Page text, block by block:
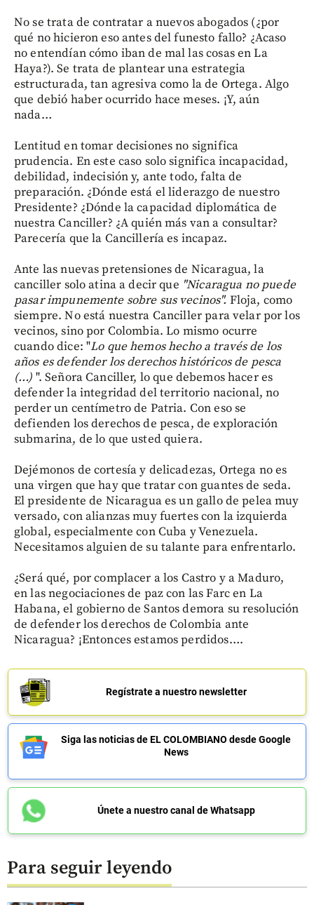
No se trata de contratar a nuevos abogados (¿por
qué no hicieron eso antes del funesto fallo? ¿Acaso
no entendían cómo iban de mal las cosas en La
Haya?). Se trata de plantear una estrategia
estructurada, tan agresiva como la de Ortega. Algo
que debió haber ocurrido hace meses. ¡Y, aún
nada…
Lentitud en tomar decisiones no significa
prudencia. En este caso solo significa incapacidad,
debilidad, indecisión y, ante todo, falta de
preparación. ¿Dónde está el liderazgo de nuestro
Presidente? ¿Dónde la capacidad diplomática de
nuestra Canciller? ¿A quién más van a consultar?
Parecería que la Cancillería es incapaz.
Ante las nuevas pretensiones de Nicaragua, la
canciller solo atina a decir que "Nicaragua no puede
pasar impunemente sobre sus vecinos". Floja, como
siempre. No está nuestra Canciller para velar por los
vecinos, sino por Colombia. Lo mismo ocurre
cuando dice: "Lo que hemos hecho a través de los
años es defender los derechos históricos de pesca
(…) ". Señora Canciller, lo que debemos hacer es
defender la integridad del territorio nacional, no
perder un centímetro de Patria. Con eso se
defienden los derechos de pesca, de exploración
submarina, de lo que usted quiera.
Dejémonos de cortesía y delicadezas, Ortega no es
una virgen que hay que tratar con guantes de seda.
El presidente de Nicaragua es un gallo de pelea muy
versado, con alianzas muy fuertes con la izquierda
global, especialmente con Cuba y Venezuela.
Necesitamos alguien de su talante para enfrentarlo.
¿Será qué, por complacer a los Castro y a Maduro,
en las negociaciones de paz con las Farc en La
Habana, el gobierno de Santos demora su resolución
de defender los derechos de Colombia ante
Nicaragua? ¡Entonces estamos perdidos….
Regístrate a nuestro newsletter
Siga las noticias de EL COLOMBIANO desde Google
News
Únete a nuestro canal de Whatsapp
Para seguir leyendo